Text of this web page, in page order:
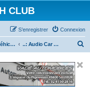
CLUB
Connexion
S’enregistrer
..: TOUS les Véhicules MAZDA :.. ..: Audio Car & Navigation:..